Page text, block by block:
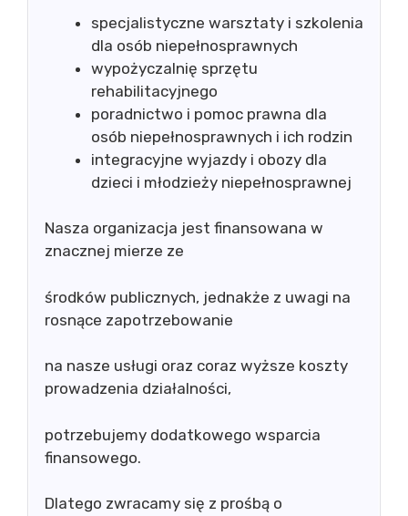
specjalistyczne warsztaty i szkolenia
dla osób niepełnosprawnych
wypożyczalnię sprzętu
rehabilitacyjnego
poradnictwo i pomoc prawna dla
osób niepełnosprawnych i ich rodzin
integracyjne wyjazdy i obozy dla
dzieci i młodzieży niepełnosprawnej
Nasza organizacja jest finansowana w
znacznej mierze ze
środków publicznych, jednakże z uwagi na
rosnące zapotrzebowanie
na nasze usługi oraz coraz wyższe koszty
prowadzenia działalności,
potrzebujemy dodatkowego wsparcia
finansowego.
Dlatego zwracamy się z prośbą o